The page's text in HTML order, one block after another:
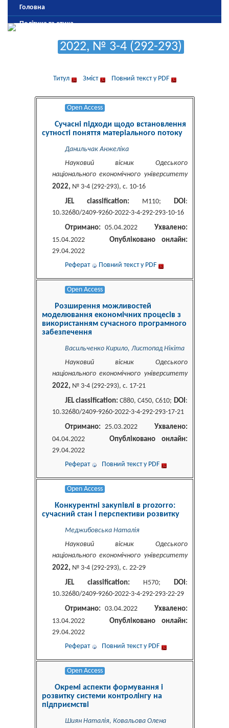
Головна
Політика та етика
2022, № 3-4 (292-293)
Титул Зміст Повний текст у PDF
Open Access
Сучасні підходи щодо встановлення
сутності поняття матеріального потоку
Данильчак Анжеліка
Науковий вісник Одеського
національного економічного університету
2022, № 3-4 (292-293), c. 10-16
JEL classification: M110; DOI :
10.32680/2409-9260-2022-3-4-292-293-10-16
Отримано: 05.04.2022 Ухвалено:
15.04.2022 Опубліковано онлайн:
29.04.2022
Реферат
Повний текст у PDF
Open Access
Розширення можливостей
моделювання економічних процесів з
використанням сучасного програмного
забезпечення
Васильченко Кирило, Листопад Нікіта
Науковий вісник Одеського
національного економічного університету
2022, № 3-4 (292-293), c. 17-21
JEL classification: C880, C450, С610; DOI :
10.32680/2409-9260-2022-3-4-292-293-17-21
Отримано: 25.03.2022 Ухвалено:
04.04.2022 Опубліковано онлайн:
29.04.2022
Реферат
Повний текст у PDF
Open Access
Конкурентні закупівлі в prozorro:
сучасний стан і перспективи розвитку
Меджибовcька Наталія
Науковий вісник Одеського
національного економічного університету
2022, № 3-4 (292-293), c. 22-29
JEL classification: H570; DOI :
10.32680/2409-9260-2022-3-4-292-293-22-29
Отримано: 03.04.2022 Ухвалено:
13.04.2022 Опубліковано онлайн:
29.04.2022
Реферат
Повний текст у PDF
Open Access
Окремі аспекти формування і
розвитку системи контролінгу на
підприємстві
Шиян Наталія, Ковальова Олена